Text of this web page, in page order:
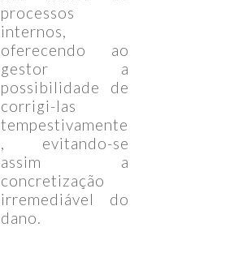
processos
internos,
oferecendo ao
gestor a
possibilidade de
corrigi-las
tempestivamente
, evitando-se
assim a
concretização
irremediável do
dano.